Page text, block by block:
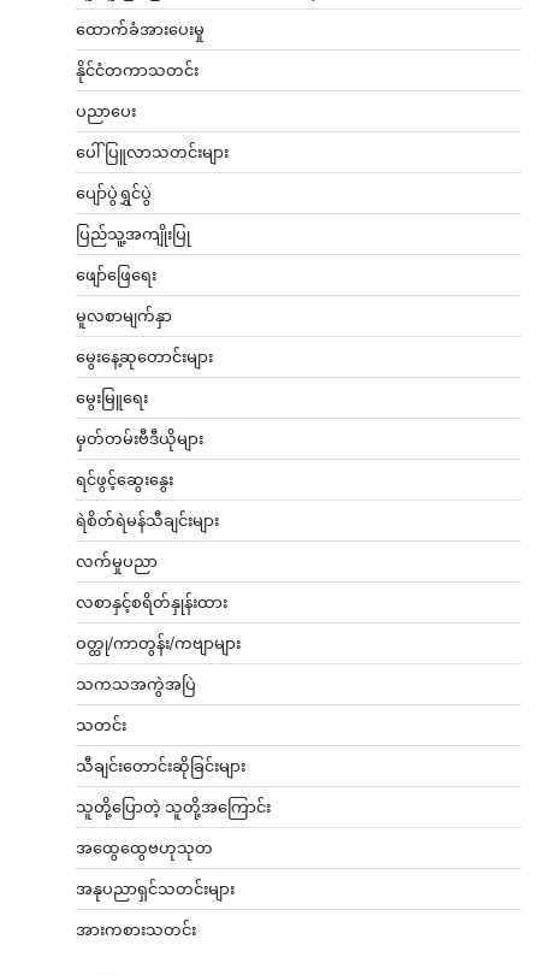
ထောက်ခံအားပေးမှု
နိုင်ငံတကာသတင်း
ပညာပေး
ပေါ်ပြူလာသတင်းများ
ပျော်ပွဲရွှင်ပွဲ
ပြည်သူ့အကျိုးပြု
ဖျော်ဖြေရေး
မူလစာမျက်နှာ
မွေးနေ့ဆုတောင်းများ
မွေးမြူရေး
မှတ်တမ်းဗီဒီယိုများ
ရင်ဖွင့်ဆွေးနွေး
ရဲစိတ်ရဲမန်သီချင်းများ
လက်မှုပညာ
လစာနှင့်စရိတ်နှုန်းထား
ဝတ္ထု/ကာတွန်း/ကဗျာများ
သကသအကွဲအပြဲ
သတင်း
သီချင်းတောင်းဆိုခြင်းများ
သူတို့ပြောတဲ့ သူတို့အကြောင်း
အထွေထွေဗဟုသုတ
အနုပညာရှင်သတင်းများ
အားကစားသတင်း